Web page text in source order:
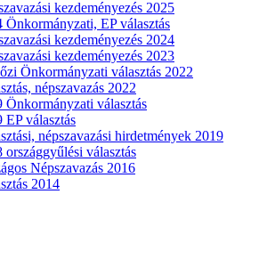
kezdeményezés 2025
Önkormányzati, EP választás
kezdeményezés 2024
kezdeményezés 2023
Önkormányzati választás 2022
népszavazás 2022
Önkormányzati választás
EP választás
népszavazási hirdetmények 2019
országgyűlési választás
Népszavazás 2016
2014